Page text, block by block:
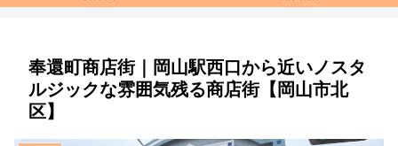
奉還町商店街｜岡山駅西口から近いノスタ
ルジックな雰囲気残る商店街【岡山市北
区】